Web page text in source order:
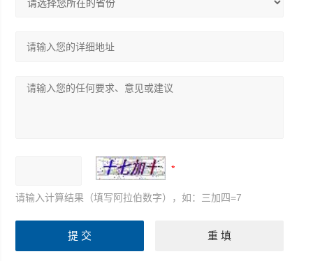
请输入计算结果（填写阿拉伯数字），如：三加四=7